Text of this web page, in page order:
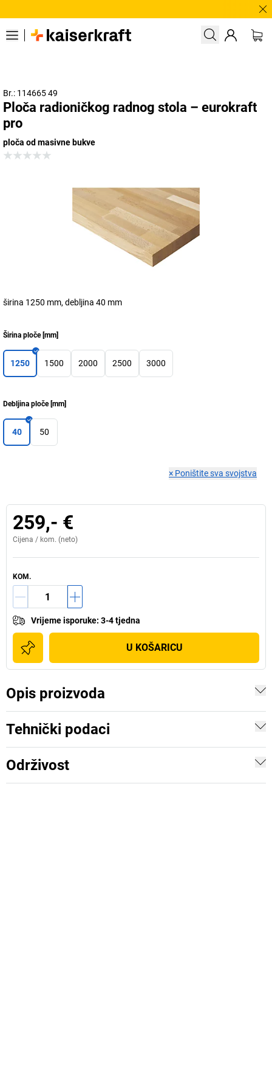
Br.: 114665 49
Ploča radioničkog radnog stola – eurokraft
pro
ploča od masivne bukve
širina 1250 mm, debljina 40 mm
Širina ploče[mm]
1250 1500 2000 2500 3000
Debljina ploče[mm]
40 50
× Poništite sva svojstva
259,- €
Cijena / kom. (neto)
KOM.
Vrijeme isporuke: 3-4 tjedna
U KOŠARICU
Opis proizvoda
Tehnički podaci
Održivost